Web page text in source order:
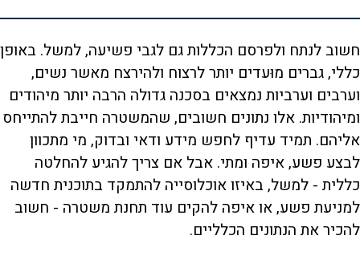
חשוב לנתח ולפרסם הכללות גם לגבי פשיעה, למשל. באופן
כללי, גברים מוּעדים יותר לרצוח ולהירצח מאשר נשים,
וערבים וערביות נמצאים בסכנה גדולה הרבה יותר מיהודים
ומיהודיות. אלו נתונים חשובים, שהמשטרה חייבת להתייחס
אליהם. תמיד עדיף לחפש מידע ודאי ובדוק, מי מתכוון
לבצע פשע, איפה ומתי. אבל אם צריך להגיע להחלטה
כללית - למשל, באיזו אוכלוסייה להתמקד בתוכנית חדשה
למניעת פשע, או איפה להקים עוד תחנת משטרה - חשוב
להכיר את הנתונים הכלליים.